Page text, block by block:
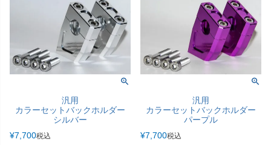
汎用
カラーセットバックホルダー
シルバー
¥7,700税込
汎用
カラーセットバックホルダー
パープル
¥7,700税込